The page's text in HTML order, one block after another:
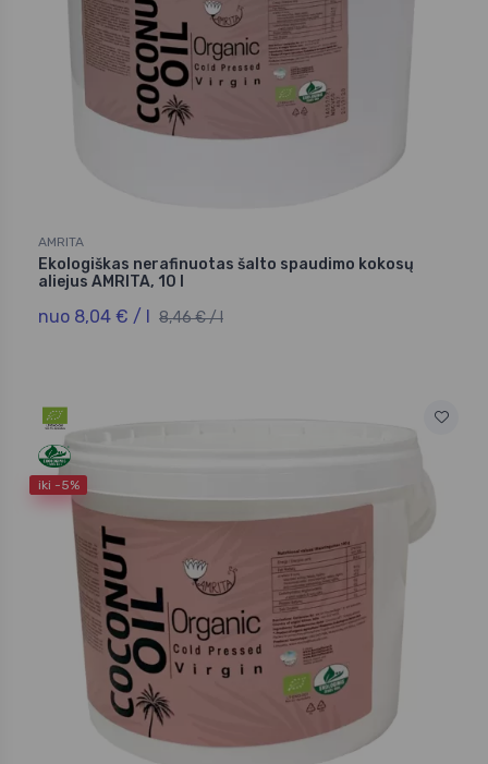
AMRITA
Ekologiškas nerafinuotas šalto spaudimo kokosų
aliejus AMRITA, 10 l
nuo 8,04 € / l 8,46 € / l
iki -5%